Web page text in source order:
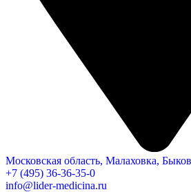
Московская область, Малаховка,
+7 (495) 36-36-35-0
info@lider-medicina.ru